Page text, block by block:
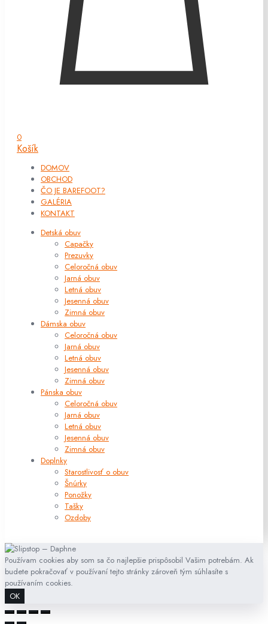
0
Košík
DOMOV
OBCHOD
ČO JE BAREFOOT?
GALÉRIA
KONTAKT
Detská obuv
Capačky
Prezuvky
Celoročná obuv
Jarná obuv
Letná obuv
Jesenná obuv
Zimná obuv
Dámska obuv
Celoročná obuv
Jarná obuv
Letná obuv
Jesenná obuv
Zimná obuv
Pánska obuv
Celoročná obuv
Jarná obuv
Letná obuv
Jesenná obuv
Zimná obuv
Doplnky
Starostlivosť o obuv
Šnúrky
Ponožky
Tašky
Ozdoby
Používam cookies aby som sa čo najlepšie prispôsobil Vašim potrebám. Ak
budete pokračovať v používaní tejto stránky zároveň tým súhlasíte s
používaním cookies.
OK